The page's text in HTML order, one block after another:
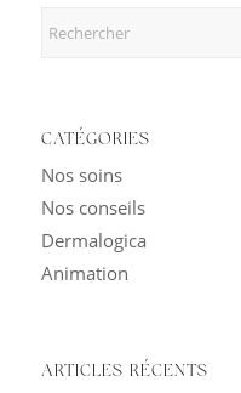
CATÉGORIES
Nos soins
Nos conseils
Dermalogica
Animation
ARTICLES RÉCENTS